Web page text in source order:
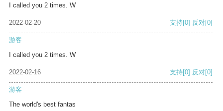
I called you 2 times. W
2022-02-20 支持[0] 反对[0]
游客
I called you 2 times. W
2022-02-16 支持[0] 反对[0]
游客
The world's best fantas